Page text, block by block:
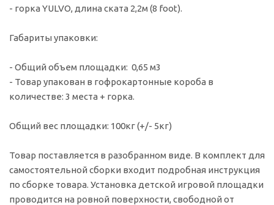
- горка YULVO, длина ската 2,2м (8 foot).
Габариты упаковки:
- Общий объем площадки: 0,65 м3
- Товар упакован в гофрокартонные короба в
количестве: 3 места + горка.
Общий вес площадки: 100кг (+/- 5кг)
Товар поставляется в разобранном виде. В комплект для
самостоятельной сборки входит подробная инструкция
по сборке товара. Установка детской игровой площадки
проводится на ровной поверхности, свободной от